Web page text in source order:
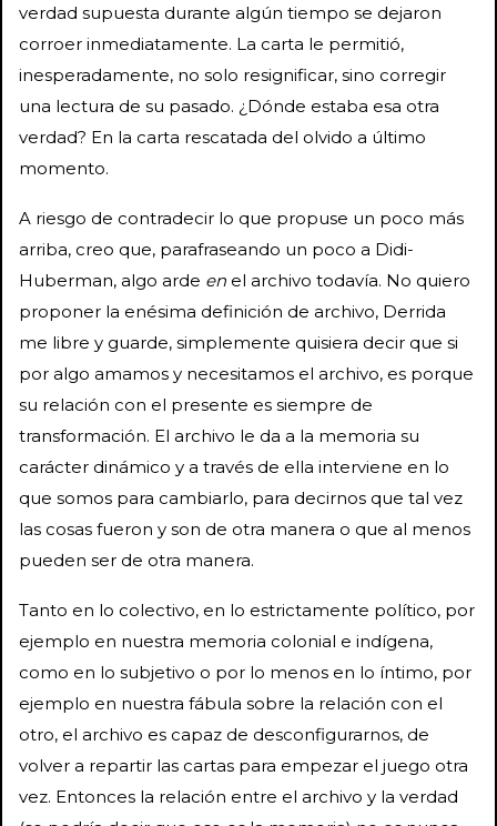
verdad supuesta durante algún tiempo se dejaron
corroer inmediatamente. La carta le permitió,
inesperadamente, no solo resignificar, sino corregir
una lectura de su pasado. ¿Dónde estaba esa otra
verdad? En la carta rescatada del olvido a último
momento.
A riesgo de contradecir lo que propuse un poco más
arriba, creo que, parafraseando un poco a Didi-
Huberman, algo arde en el archivo todavía. No quiero
proponer la enésima definición de archivo, Derrida
me libre y guarde, simplemente quisiera decir que si
por algo amamos y necesitamos el archivo, es porque
su relación con el presente es siempre de
transformación. El archivo le da a la memoria su
carácter dinámico y a través de ella interviene en lo
que somos para cambiarlo, para decirnos que tal vez
las cosas fueron y son de otra manera o que al menos
pueden ser de otra manera.
Tanto en lo colectivo, en lo estrictamente político, por
ejemplo en nuestra memoria colonial e indígena,
como en lo subjetivo o por lo menos en lo íntimo, por
ejemplo en nuestra fábula sobre la relación con el
otro, el archivo es capaz de desconfigurarnos, de
volver a repartir las cartas para empezar el juego otra
vez. Entonces la relación entre el archivo y la verdad